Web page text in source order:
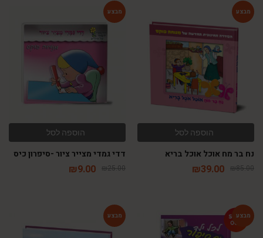
הוספה לסל
נח בר מח אוכל אוכל בריא
₪85.00
₪39.00
הוספה לסל
דדי גמדי מצייר ציור -סיפרון כיס
₪25.00
₪9.00